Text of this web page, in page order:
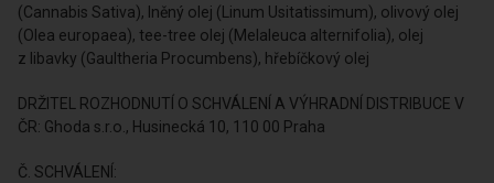
(Cannabis Sativa), lněný olej (Linum Usitatissimum), olivový olej
(Olea europaea), tee-tree olej (Melaleuca alternifolia), olej
z libavky (Gaultheria Procumbens), hřebíčkový olej
DRŽITEL ROZHODNUTÍ O SCHVÁLENÍ A VÝHRADNÍ DISTRIBUCE V
ČR: Ghoda s.r.o., Husinecká 10, 110 00 Praha
Č. SCHVÁLENÍ: